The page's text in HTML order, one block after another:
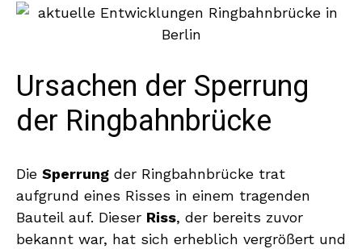
Ursachen der Sperrung
der Ringbahnbrücke
Die Sperrung der Ringbahnbrücke trat
aufgrund eines Risses in einem tragenden
Bauteil auf. Dieser Riss, der bereits zuvor
bekannt war, hat sich erheblich vergrößert und